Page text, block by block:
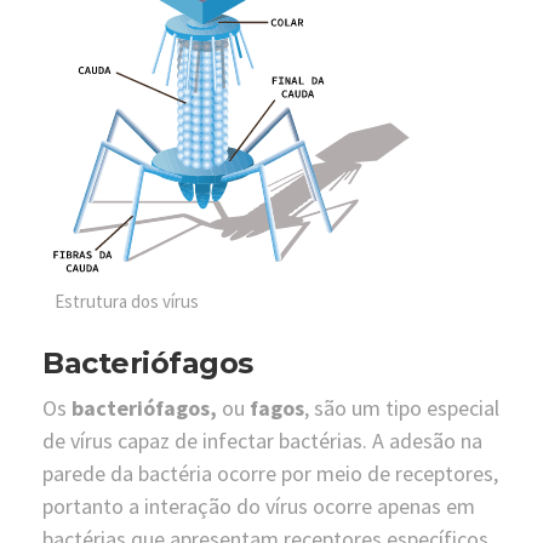
Estrutura dos vírus
Bacteriófagos
Os bacteriófagos, ou fagos, são um tipo especial
de vírus capaz de infectar bactérias. A adesão na
parede da bactéria ocorre por meio de receptores,
portanto a interação do vírus ocorre apenas em